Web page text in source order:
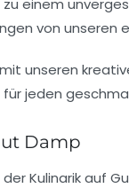
einem
von unseren
Damp
Kulinarikauf